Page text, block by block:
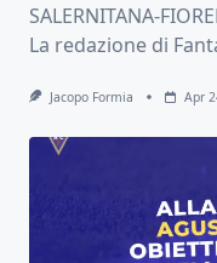
SALERNITANA-
La redazione di
Jacopo Formia Apr